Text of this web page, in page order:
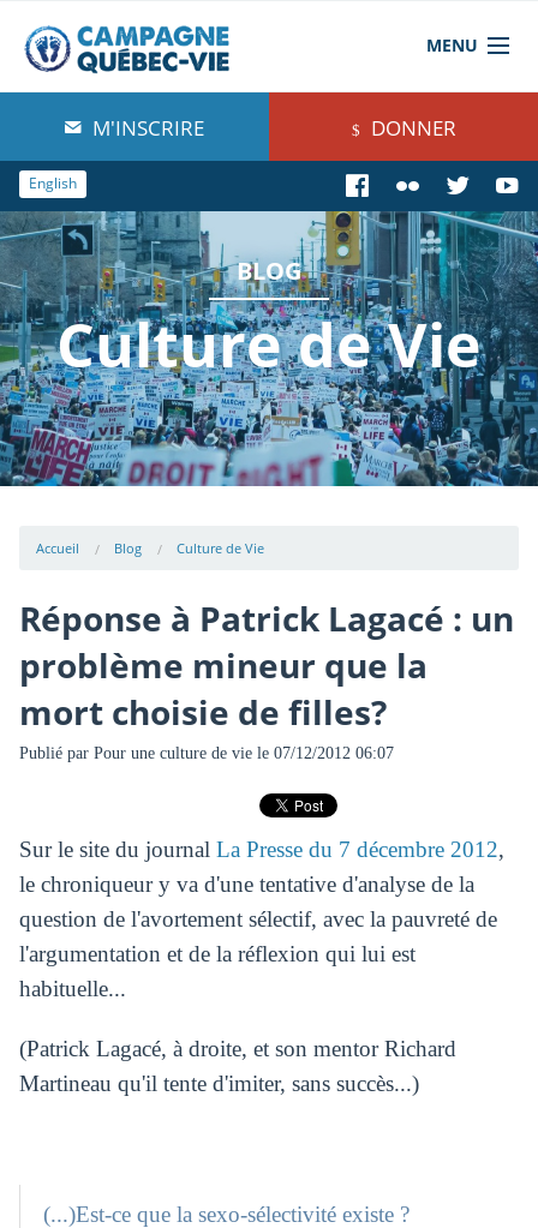
MENU
À propos de nous
Blog
Comprendre
Agir
Boutique
M'INSCRIRE DONNER
English
BLOG
Culture de Vie
Accueil Blog Culture de Vie
Réponse à Patrick Lagacé : un
problème mineur que la
mort choisie de filles?
Publié par Pour une culture de viele 07/12/2012 06:07
Sur le site du journal La Presse du 7 décembre 2012,
le chroniqueur y va d'une tentative d'analyse de la
question de l'avortement sélectif, avec la pauvreté de
l'argumentation et de la réflexion qui lui est
habituelle...
(Patrick Lagacé, à droite, et son mentor Richard
Martineau qu'il tente d'imiter, sans succès...)
(...)Est-ce que la sexo-sélectivité existe ?